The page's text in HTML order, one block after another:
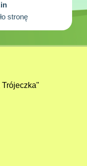
stronę
Trójeczka"